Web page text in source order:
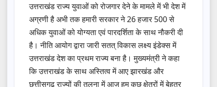
उत्तराखंड राज्य युवाओं को रोजगार देने के मामले में भी देश में
अग्रणी है अभी तक हमारी सरकार ने 26 हजार 500 से
अधिक युवाओं को योग्यता एवं पारदर्शिता के साथ नौकरी दी
है। नीति आयोग द्वारा जारी सतत् विकास लक्ष्य इंडेक्स में
उत्तराखंड देश का प्रथम राज्य बना है। मुख्यमंत्री ने कहा
कि उत्तराखंड के साथ अस्तित्व में आए झारखंड और
छत्तीसगढ़ राज्यों की तुलना में आज हम कुछ क्षेत्रों में बेहतर